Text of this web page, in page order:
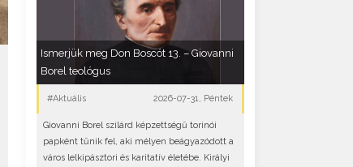
Ismerjük meg Don Boscót 13. – Giovanni
Borel teológus
#Aktuális 2026-07-31, Péntek
Giovanni Borel szilárd képzettségű torinói
papként tűnik fel, aki mélyen beágyazódott a
város lelkipásztori és karitatív életébe. Királyi